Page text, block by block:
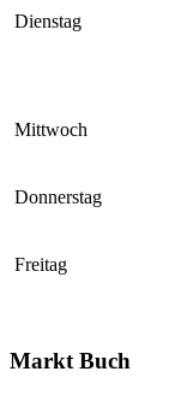
Dienstag
Mittwoch
Donnerstag
Freitag
Markt Buch